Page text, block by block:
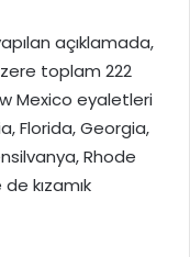
açıklamada,
toplam 222
Mexico eyaletleri
Florida, Georgia,
Rhode
kızamık